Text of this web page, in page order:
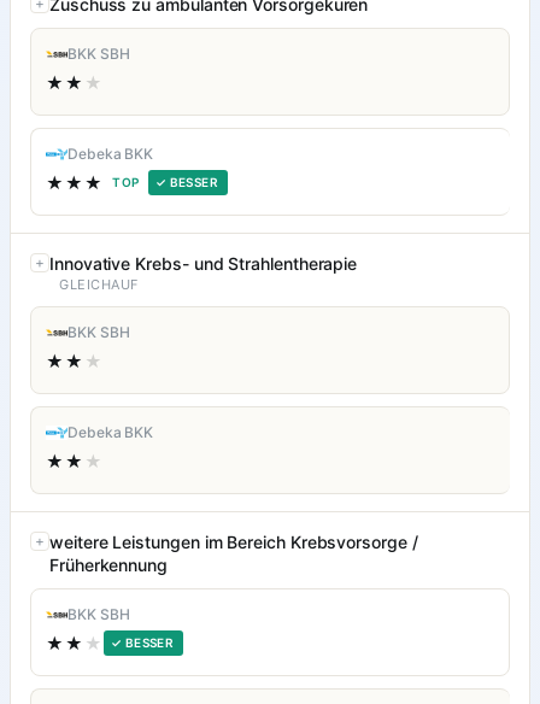
Zuschuss zu ambulanten Vorsorgekuren
BKK SBH
★★ ★
Debeka BKK
★★★ TOP ✓ BESSER
Innovative Krebs- und Strahlentherapie
GLEICHAUF
BKK SBH
★★ ★
Debeka BKK
★★ ★
weitere Leistungen im Bereich Krebsvorsorge /
Früherkennung
BKK SBH
★★ ★ ✓ BESSER